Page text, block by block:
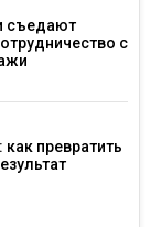
съедают
с
как превратить